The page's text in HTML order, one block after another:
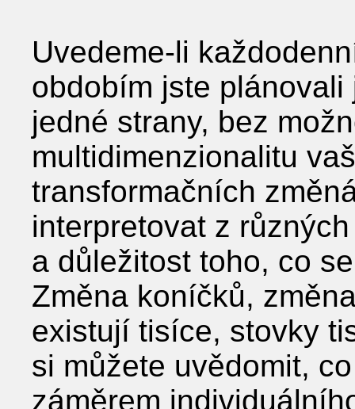
Uvedeme-li
obdobím jste
jedné strany, bez
multidimenzionalitu
transformačních
interpretovat z
a důležitost toho, co
Změna koníčků,
existují tisíce, stovky
si můžete uvědomit,
záměrem